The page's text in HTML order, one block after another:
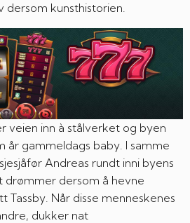
dersom kunsthistorien.
veien inn à stålverket og byen
år gammeldags baby. I samme
Andreas rundt inni byens
dersom å hevne
Tassby. Når disse menneskenes
dukker nat